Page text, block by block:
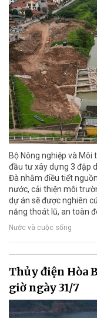
Bộ Nông nghiệp và
đầu tư xây dựng 3 đập
Đà nhằm điều tiết
nước, cải thiện môi
dự án sẽ được nghiên
năng thoát lũ, an toàn
Nước và cuộc sống
Thủy điện Hòa
giờ ngày 31/7